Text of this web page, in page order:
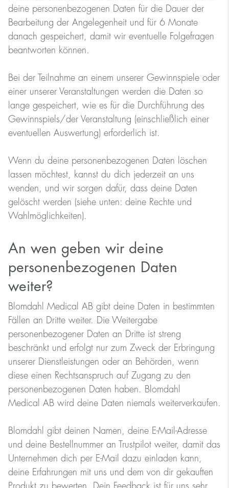
deine personenbezogenen Daten für die Dauer der
Bearbeitung der Angelegenheit und für 6 Monate
danach gespeichert, damit wir eventuelle Folgefragen
beantworten können.
Bei der Teilnahme an einem unserer Gewinnspiele oder
einer unserer Veranstaltungen werden die Daten so
lange gespeichert, wie es für die Durchführung des
Gewinnspiels/der Veranstaltung (einschließlich einer
eventuellen Auswertung) erforderlich ist.
Wenn du deine personenbezogenen Daten löschen
lassen möchtest, kannst du dich jederzeit an uns
wenden, und wir sorgen dafür, dass deine Daten
gelöscht werden (siehe unten: deine Rechte und
Wahlmöglichkeiten).
An wen geben wir deine
personenbezogenen Daten
weiter?
Blomdahl Medical AB gibt deine Daten in bestimmten
Fällen an Dritte weiter. Die Weitergabe
personenbezogener Daten an Dritte ist streng
beschränkt und erfolgt nur zum Zweck der Erbringung
unserer Dienstleistungen oder an Behörden, wenn
diese einen Rechtsanspruch auf Zugang zu den
personenbezogenen Daten haben. Blomdahl
Medical AB wird deine Daten niemals weiterverkaufen.
Blomdahl gibt deinen Namen, deine E-Mail-Adresse
und deine Bestellnummer an Trustpilot weiter, damit das
Unternehmen dich per E-Mail dazu einladen kann,
deine Erfahrungen mit uns und dem von dir gekauften
Produkt zu bewerten. Dein Feedback ist für uns sehr